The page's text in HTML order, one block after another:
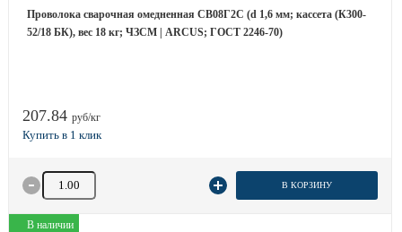
Проволока сварочная омедненная СВ08Г2С (d 1,6 мм; кассета (К300-
52/18 БК), вес 18 кг; ЧЗСМ | ARCUS; ГОСТ 2246-70)
207.84 руб/кг
Количество товара В КОРЗИНУ
В наличии